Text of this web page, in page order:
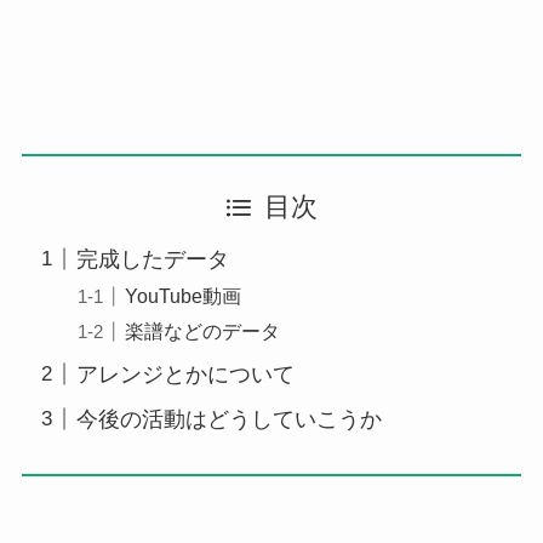
目次
完成したデータ
YouTube動画
楽譜などのデータ
アレンジとかについて
今後の活動はどうしていこうか